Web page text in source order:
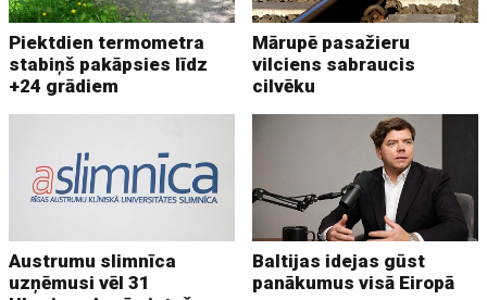
Piektdien termometra
stabiņš pakāpsies līdz
+24 grādiem
Mārupē pasažieru
vilciens sabraucis
cilvēku
Austrumu slimnīca
uzņēmusi vēl 31
Baltijas idejas gūst
panākumus visā Eiropā